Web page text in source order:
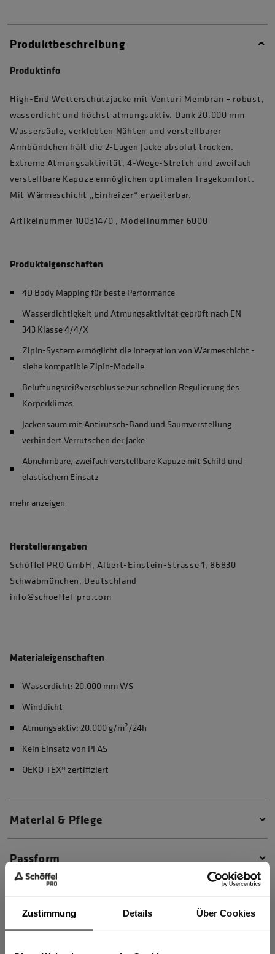
Zustimmung Details Über Cookies
Produktbeschreibung
Produktinfo
High-End Wetterschutzjacke mit Venturi Membran – robust,
wasserdicht und höchst atmungsaktiv. Dank 20.000 mm
Wassersäule, verklebten Nähten und verstellbarer
Armbündchen hält die 2-Lagen Jacke absolut trocken.
Extreme Atmungsaktivität, 4-Wege-Stretch und zweifach
verstellbare Kapuze ermöglichen optimalen Tragekomfort.
Mit Wärmeschicht „Einheizer“ erweiterbar.
Artikelnummer 10031470 , Modellnummer 6000
Produkteigenschaften
4D Body Mapping für beste Performance
Wasserdichtigkeit und Atmungsaktivität geprüft nach EN
343 Klasse 4/4/X
ZipIn-System ermöglicht die Integration von Wärmeschicht -
siehe kompatible ZipIn-Modelle
Belüftungsreißverschlüsse zur schnellen Regulierung des
Körperklimas
Jackensaum mit Antirutsch-Band und Saumverstellung
verhindert Verrutschen der Jacke
Abnehmbare, zweifach verstellbare Kapuze mit Schild und
elastischem Einsatz
mehr anzeigen
Herstellerangaben
Schöffel PRO GmbH, Albert-Einstein-Strasse 1, 86830
Schwabmünchen, Deutschland
info@schoeffel-pro.com
Materialeigenschaften
Wasserdicht: 20.000 mm WS
Winddicht
Atmungsaktiv: 20.000 g/m²/24h
Kein Einsatz von PFAS
OEKO-TEX® zertifiziert
Material & Pflege
Passform